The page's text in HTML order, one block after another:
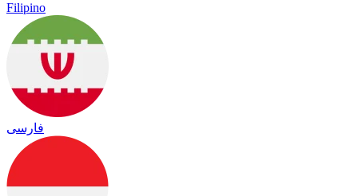
Filipino
فارسی